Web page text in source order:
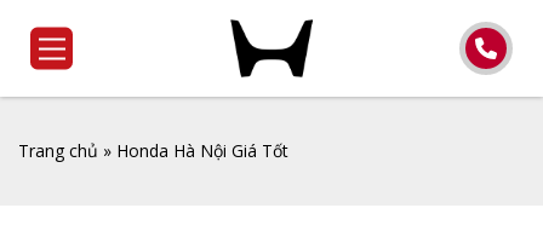
Trang chủ » Honda Hà Nội Giá Tốt